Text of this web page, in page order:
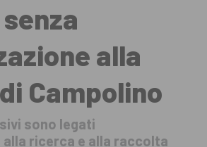
alla
Campolino
sono legati
ricerca e alla raccolta